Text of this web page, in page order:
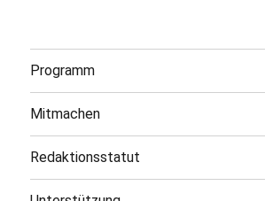
Programm
Mitmachen
Redaktionsstatut